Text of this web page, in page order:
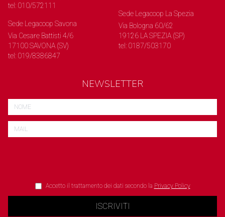
tel: 010/572111
Sede Legacoop Savona
Via Cesare Battisti 4/6
17100 SAVONA (SV)
tel: 019/8386847
Sede Legacoop La Spezia
Via Bologna 60/62
19126 LA SPEZIA (SP)
tel: 0187/503170
NEWSLETTER
Accetto il trattamento dei dati secondo la Privacy Policy
ISCRIVITI